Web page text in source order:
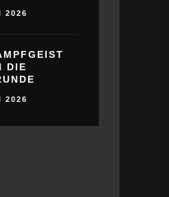
2026
DIE
2026